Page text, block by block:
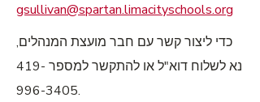
gsullivan@spartan.limacityschools.org
כדי ליצור קשר עם חבר מועצת המנהלים,
נא לשלוח דוא"ל או להתקשר למספר 419-
996-3405.